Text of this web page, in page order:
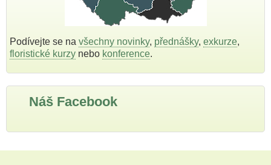
Podívejte se na všechny novinky, přednášky, exkurze,
floristické kurzy nebo konference.
Náš Facebook